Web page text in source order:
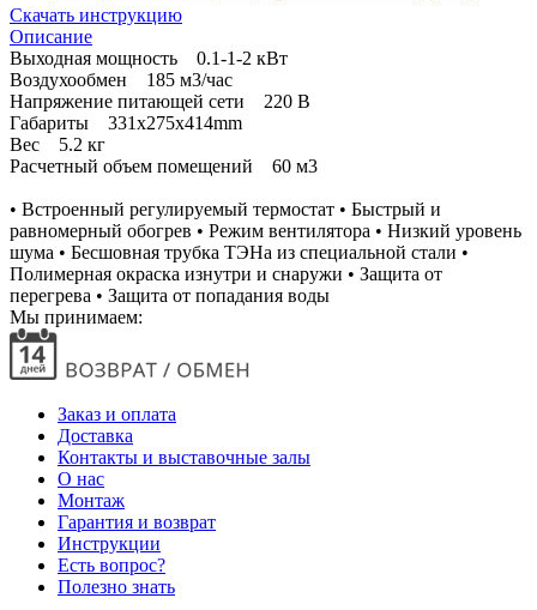
Скачать инструкцию
Описание
Выходная мощность 0.1-1-2 кВт
Воздухообмен 185 м3/час
Напряжение питающей сети 220 В
Габариты 331x275x414mm
Вес 5.2 кг
Расчетный объем помещений 60 м3
• Встроенный регулируемый термостат • Быстрый и
равномерный обогрев • Режим вентилятора • Низкий уровень
шума • Бесшовная трубка ТЭНа из специальной стали •
Полимерная окраска изнутри и снаружи • Защита от
перегрева • Защита от попадания воды
Мы принимаем:
Заказ и оплата
Доставка
Контакты и выставочные залы
О нас
Монтаж
Гарантия и возврат
Инструкции
Есть вопрос?
Полезно знать